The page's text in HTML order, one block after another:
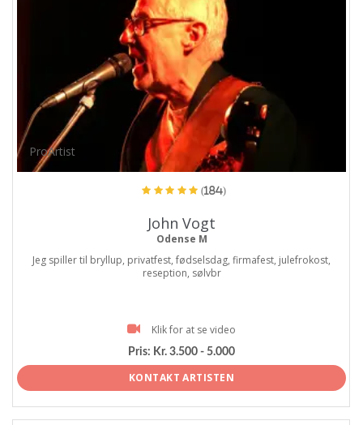
ProArtist
(184)
John Vogt
Odense M
Jeg spiller til bryllup, privatfest, fødselsdag, firmafest, julefrokost,
reseption, sølvbr
Klik for at se video
Pris: Kr. 3.500 - 5.000
KONTAKT ARTISTEN